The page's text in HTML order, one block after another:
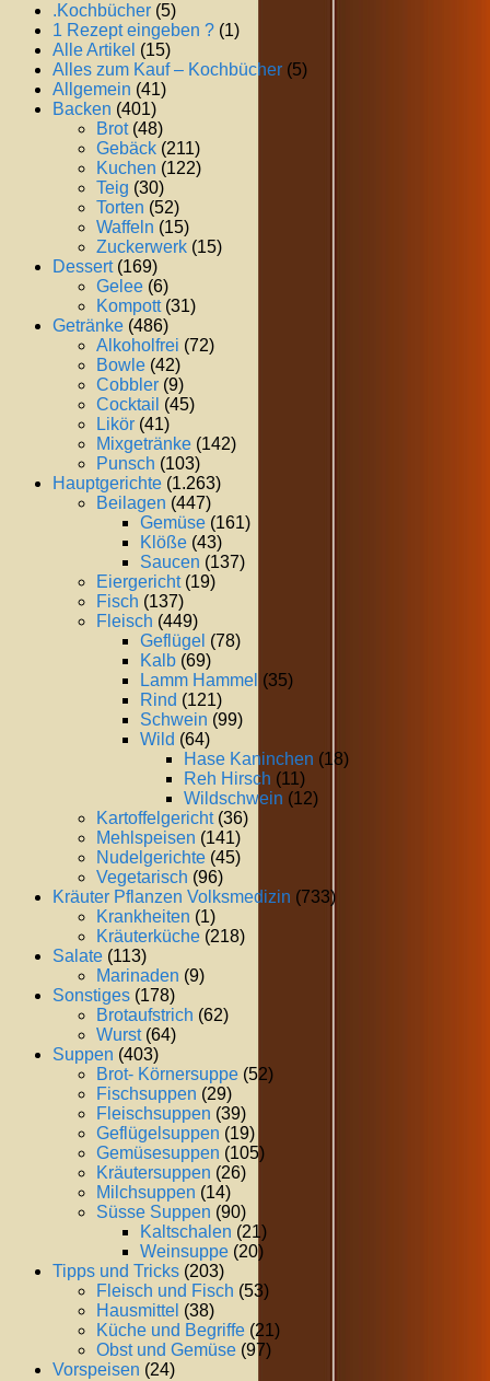
.Kochbücher (5)
1 Rezept eingeben ? (1)
Alle Artikel (15)
Alles zum Kauf – Kochbücher (5)
Allgemein (41)
Backen (401)
Brot(48)
Gebäck (211)
Kuchen (122)
Teig (30)
Torten (52)
Waffeln (15)
Zuckerwerk (15)
Dessert(169)
Gelee (6)
Kompott(31)
Getränke (486)
Alkoholfrei (72)
Bowle (42)
Cobbler (9)
Cocktail (45)
Likör (41)
Mixgetränke (142)
Punsch (103)
Hauptgerichte (1.263)
Beilagen (447)
Gemüse (161)
Klöße (43)
Saucen (137)
Eiergericht(19)
Fisch (137)
Fleisch (449)
Geflügel (78)
Kalb (69)
Lamm Hammel (35)
Rind (121)
Schwein (99)
Wild (64)
Hase Kaninchen (18)
Reh Hirsch (11)
Wildschwein (12)
Kartoffelgericht(36)
Mehlspeisen (141)
Nudelgerichte (45)
Vegetarisch (96)
Kräuter Pflanzen Volksmedizin (733)
Krankheiten (1)
Kräuterküche (218)
Salate (113)
Marinaden (9)
Sonstiges (178)
Brotaufstrich (62)
Wurst(64)
Suppen (403)
Brot- Körnersuppe (52)
Fischsuppen (29)
Fleischsuppen (39)
Geflügelsuppen (19)
Gemüsesuppen (105)
Kräutersuppen (26)
Milchsuppen (14)
Süsse Suppen (90)
Kaltschalen (21)
Weinsuppe (20)
Tipps und Tricks (203)
Fleisch und Fisch (53)
Hausmittel (38)
Küche und Begriffe (21)
Obst und Gemüse (97)
Vorspeisen (24)